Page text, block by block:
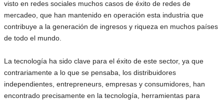
visto en redes sociales muchos casos de éxito de redes de
mercadeo, que han mantenido en operación esta industria que
contribuye a la generación de ingresos y riqueza en muchos países
de todo el mundo.
La tecnología ha sido clave para el éxito de este sector, ya que
contrariamente a lo que se pensaba, los distribuidores
independientes, entrepreneurs, empresas y consumidores, han
encontrado precisamente en la tecnología, herramientas para